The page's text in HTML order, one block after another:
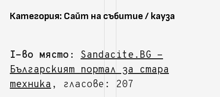
Категория: Сайт на събитие / кауза
I-во място: Sandacite.BG -
Българският портал за стара
техника, гласове: 207